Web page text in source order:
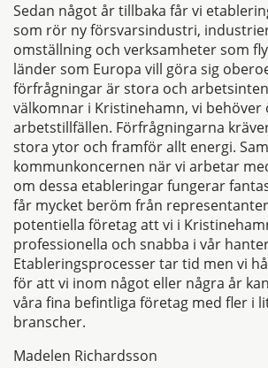
Sedan något år tillbaka får vi
som rör ny försvarsindustri,
omställning och verksamheter som
länder som Europa vill göra sig
förfrågningar är stora och
välkomnar i Kristinehamn, vi behöver
arbetstillfällen. Förfrågningarna
stora ytor och framför allt energi.
kommunkoncernen när vi arbetar
om dessa etableringar fungerar
får mycket beröm från
potentiella företag att vi i
professionella och snabba i vår
Etableringsprocesser tar tid men vi
för att vi inom något eller några år
våra fina befintliga företag med fler i
branscher.
Madelen Richardsson